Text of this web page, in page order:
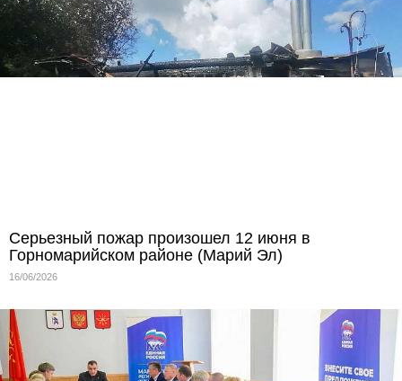
Серьезный пожар произошел 12 июня в
Горномарийском районе (Марий Эл)
16/06/2026